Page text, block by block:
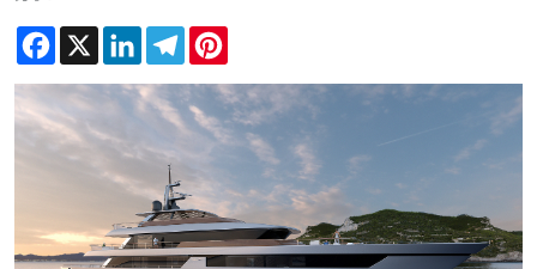
Facebook
X LinkedInTelegram